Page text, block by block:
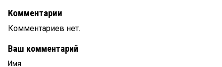
Комментарии
Комментариев нет.
Ваш комментарий
Имя